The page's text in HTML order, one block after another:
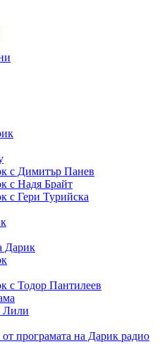
с Димитър Панев
с Надя Брайт
с Гери Турийска
Дарик
с Тодор Пантилеев
Лили
програмата на Дарик радио